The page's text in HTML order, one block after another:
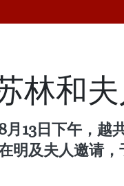
林和
13日下午，越
明及夫人邀请，